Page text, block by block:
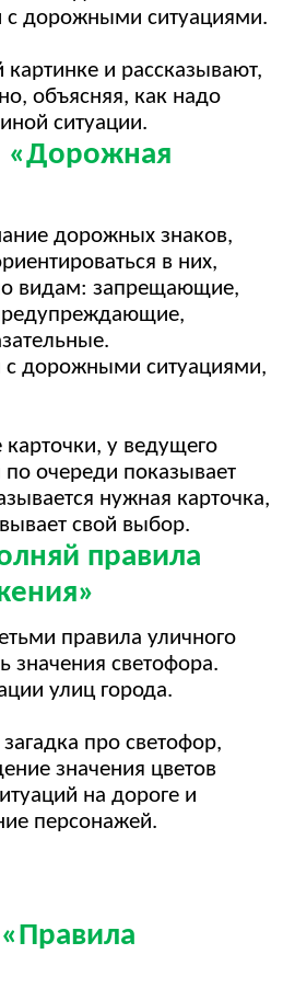
с дорожными ситуациями.
и рассказывают,
объясняя, как надо
ситуации.
дорожных знаков,
в них,
видам: запрещающие,
с дорожными ситуациями,
у ведущего
очереди показывает
нужная карточка,
свой выбор.
правила
правила уличного
значения светофора.
улиц города.
про светофор,
значения цветов
на дороге и
персонажей.